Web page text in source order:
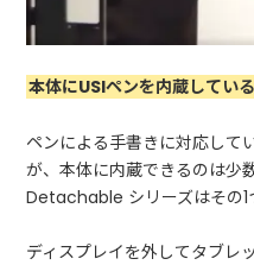
本体にUSIペンを内蔵している
ペンによる手書きに対応して
が、本体に内蔵できるのは
Detachable シリーズはその1
ディスプレイを外してタブレ